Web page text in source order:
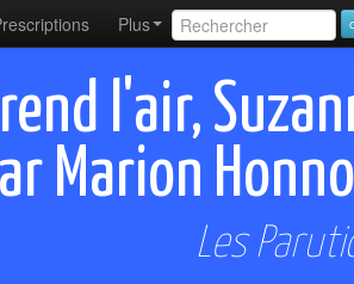
Plus
l'air,
Marion
Les